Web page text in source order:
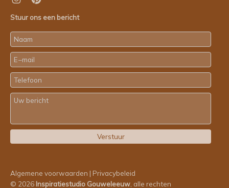
Stuur ons een bericht
Algemene voorwaarden | Privacybeleid
© 2026 Inspiratiestudio Gouweleeuw , alle rechten